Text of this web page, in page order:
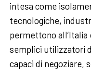
intesa come
tecnologiche,
permettono all’Italia
semplici utilizzatori
capaci di negoziare,